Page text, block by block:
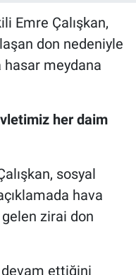
Emre Çalışkan,
don nedeniyle
meydana
her daim
sosyal
hava
zirai don
devam ettiğini